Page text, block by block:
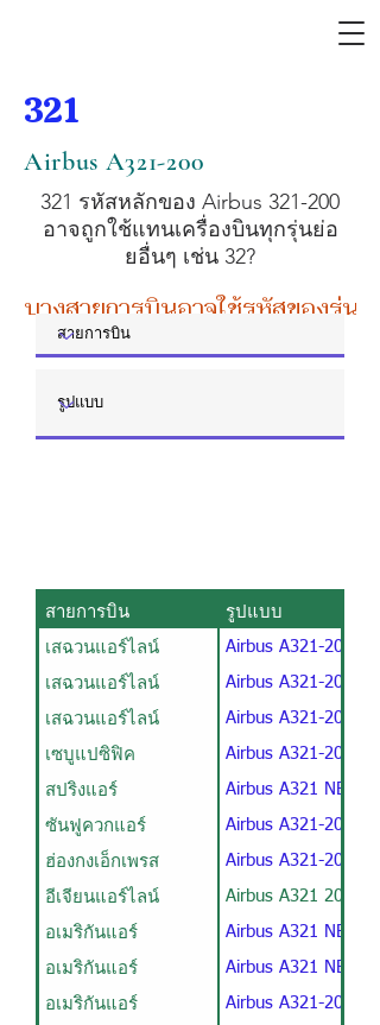
321
Airbus A321-200
321 รหัสหลักของ Airbus 321-200
อาจถูกใช้แทนเครื่องบินทุกรุ่นย่อ
ยอื่นๆ เช่น 32?
บางสายการบินอาจใช้รหัสของรุ่น
สายการบิน
รูปแบบ
เสฉวนแอร์ไลน์
Airbus A321-200 /
เสฉวนแอร์ไลน์ Airbus A321-200 /
เสฉวนแอร์ไลน์ Airbus A321-200 /
เซบูแปซิฟิค Airbus A321-200
สปริงแอร์ Airbus A321 NEO
ซันฟูควกแอร์ Airbus A321-200
ฮ่องกงเอ็กเพรส Airbus A321-200
อีเจียนแอร์ไลน์ Airbus A321 206
อเมริกันแอร์ Airbus A321 NEO /
อเมริกันแอร์ Airbus A321 NEO /
อเมริกันแอร์ Airbus A321-200